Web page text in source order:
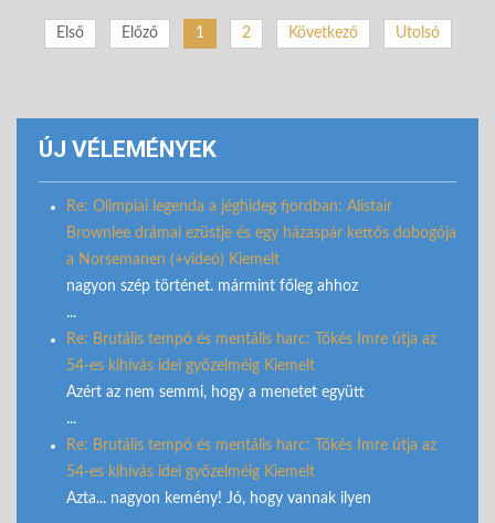
Első Előző 1 2 Következő Utolsó
ÚJ VÉLEMÉNYEK
Re: Olimpiai legenda a jéghideg fjordban: Alistair
Brownlee drámai ezüstje és egy házaspár kettős dobogója
a Norsemanen (+videó) Kiemelt
nagyon szép történet. mármint főleg ahhoz
...
Re: Brutális tempó és mentális harc: Tőkés Imre útja az
54-es kihívás idei győzelméig Kiemelt
Azért az nem semmi, hogy a menetet együtt
...
Re: Brutális tempó és mentális harc: Tőkés Imre útja az
54-es kihívás idei győzelméig Kiemelt
Azta... nagyon kemény! Jó, hogy vannak ilyen